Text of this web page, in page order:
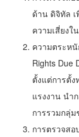
ด้าน ดิจิทัล
ความเสี่ยงใ
ความตระห
Rights Due
ตั้งแต่การตั้ง
แรงงาน นำ
การรวมกลุ่
การตรวจส